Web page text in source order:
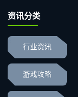
资讯分类
行业资讯
游戏攻略